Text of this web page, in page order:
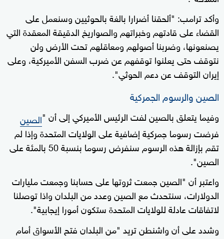
وأكد ترامب: "ألحقنا أضرارا بالغة بالحوثيين وسنعمل على
القضاء على قادتهم وخبراتهم والصواريخ الدقيقة المعقدة التي
يصنعونها، وضربنا أصولهم ومعاقلهم تحت الأرض ولن
نتوقف حتى يعلنوا توقفهم عن ضرب السفن الأميركية، وعلى
إيران التوقف عن دعم الحوثي".
الصين والرسوم الجمركية
وفيما يتعلق بالصين لفت الرئيس الأميركي إلى أن "الصين
فرضت رسوما جمركية إضافية على الولايات المتحدة وإذا لم
تقم بإزالة هذه الرسوم سنفرض رسوما بنسبة 50 بالمئة على
الصين".
واعتبر أن "الصين جمعت ثروتها على حسابنا وجمعت مليارات
الدولارات، سنتحدث مع الصين وعدد من البلدان واذا توصلنا
لاتفاقات عادلة للولايات المتحدة ستكون أمورا إيجابية".
وشدد على أن واشنطن تريد "من البلدان فتح الأسواق أمام